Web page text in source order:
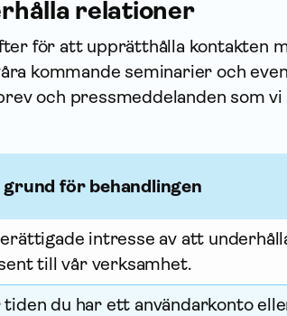
relationer
för att upprätthålla kontakten
kommande seminarier och
och press­meddelanden som
grund för behandlingen
intresse av att
till vår verksamhet.
tiden du har ett användarkonto